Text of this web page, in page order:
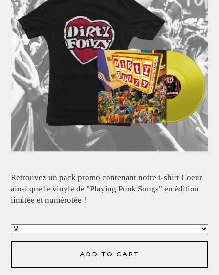
Retrouvez un pack promo contenant notre t-shirt Coeur
ainsi que le vinyle de "Playing Punk Songs" en édition
limitée et numérotée !
ADD TO CART